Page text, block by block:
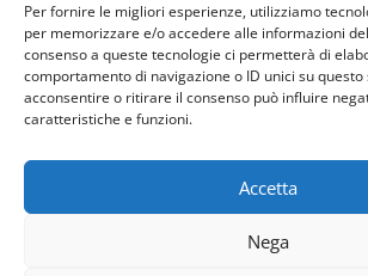
Per fornire le migliori esperienze, utilizziamo
per memorizzare e/o accedere alle informazioni
consenso a queste tecnologie ci permetterà di
comportamento di navigazione o ID unici su questo
acconsentire o ritirare il consenso può influire
caratteristiche e funzioni.
Accetta
Nega
Lavoro: valido il licenziamento intimato
Diritto civile: il conduttore può
di locazione se il cane del vicino
continuamente
Copyright © 2007-2024 Studio